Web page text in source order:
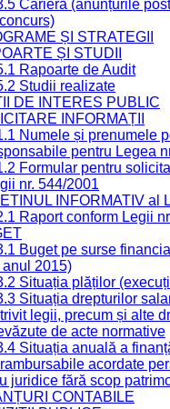
Carieră (anunțurile
ȘI STRATEGII
ȘI STUDII
Rapoarte de Audit
Studii realizate
DE INTERES PUBLIC
INFORMAȚII
Numele și prenumele
pentru Legea
Formular pentru
nr. 544/2001
INFORMATIV al
Raport conform Legii
Buget pe surse
anul 2015)
Situația plăților
Situația drepturilor
legii, precum și alte
de acte normative
Situația anuală a
acordate
juridice fără scop
CONTABILE